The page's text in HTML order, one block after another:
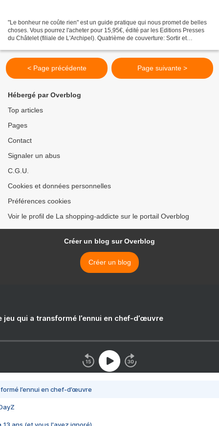
"Le bonheur ne coûte rien" est un guide pratique qui nous promet de belles
choses. Vous pourrez l'acheter pour 15,95€, édité par les Editions Presses
du Châtelet (filiale de L'Archipel). Quatrième de couverture: Sortir et
< Page précédente Page suivante >
Hébergé par Overblog
Top articles
Pages
Contact
Signaler un abus
C.G.U.
Cookies et données personnelles
Préférences cookies
Voir le profil de La shopping-addicte sur le portail Overblog
Créer un blog sur Overblog
Créer un blog
jeu qui a transformé l’ennui en chef-d’œuvre
l’ennui en chef-d’œuvre